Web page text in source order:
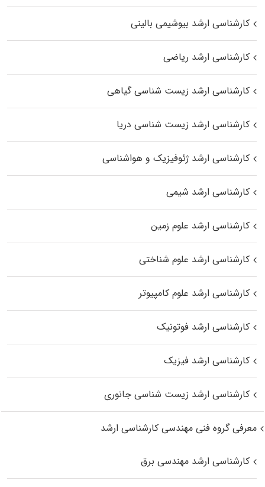
کارشناسی ارشد بیوشیمی بالینی
کارشناسی ارشد ریاضی
کارشناسی ارشد زیست‌ شناسی گیاهی
کارشناسی ارشد زیست‌ شناسی دریا
کارشناسی ارشد ژئوفیزیک و هواشناسی
کارشناسی ارشد شیمی
کارشناسی ارشد علوم زمین
کارشناسی ارشد علوم شناختی
کارشناسی ارشد علوم کامپیوتر
کارشناسی ارشد فوتونیک
کارشناسی ارشد فیزیک
کارشناسی ارشد زیست‌ شناسی جانوری
معرفی گروه فنی مهندسی کارشناسی ارشد
کارشناسی ارشد مهندسی برق